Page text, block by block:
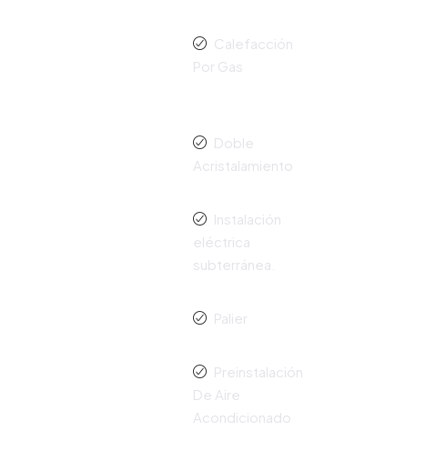
Calefacción
Por Gas
Doble
Acristalamiento
Instalación
eléctrica
subterránea.
Palier
Preinstalación
De Aire
Acondicionado